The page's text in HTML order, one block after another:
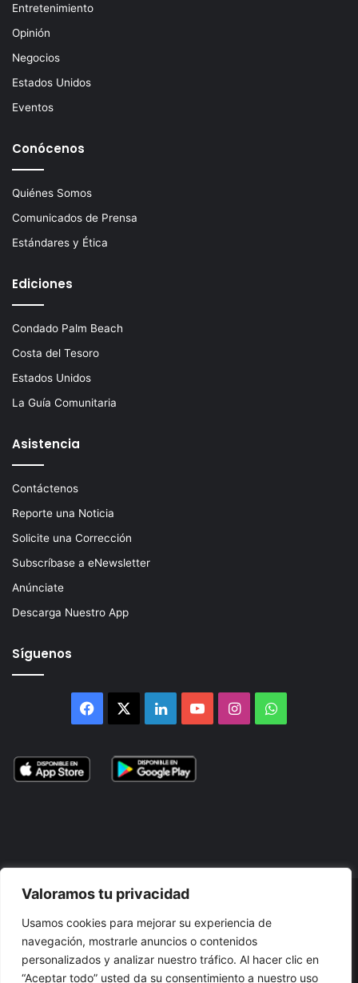
Valoramos tu privacidad
Usamos cookies para mejorar su experiencia de
navegación, mostrarle anuncios o contenidos
personalizados y analizar nuestro tráfico. Al hacer clic en
“Aceptar todo” usted da su consentimiento a nuestro uso
Entretenimiento
Opinión
Negocios
Estados Unidos
Eventos
Conócenos
Quiénes Somos
Comunicados de Prensa
Estándares y Ética
Ediciones
Condado Palm Beach
Costa del Tesoro
Estados Unidos
La Guía Comunitaria
Asistencia
Contáctenos
Reporte una Noticia
Solicite una Corrección
Subscríbase a eNewsletter
Anúnciate
Descarga Nuestro App
Síguenos
Facebook LinkedInYouTubeInstagramWhatsApp
su reproducción total o parcial, así como su traducción a cualquier
idioma sin nuestra autorización escrita.